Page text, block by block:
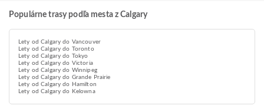
Populárne trasy podľa mesta z Calgary
Lety od Calgary do Vancouver
Lety od Calgary do Toronto
Lety od Calgary do Tokyo
Lety od Calgary do Victoria
Lety od Calgary do Winnipeg
Lety od Calgary do Grande Prairie
Lety od Calgary do Hamilton
Lety od Calgary do Kelowna